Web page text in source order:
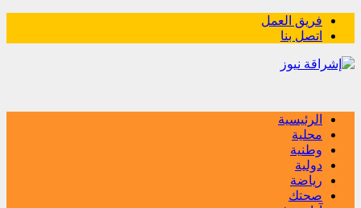
فريق العمل
اتصل بنا
الرئيسية
محلية
وطنية
دولية
رياضة
صحتك